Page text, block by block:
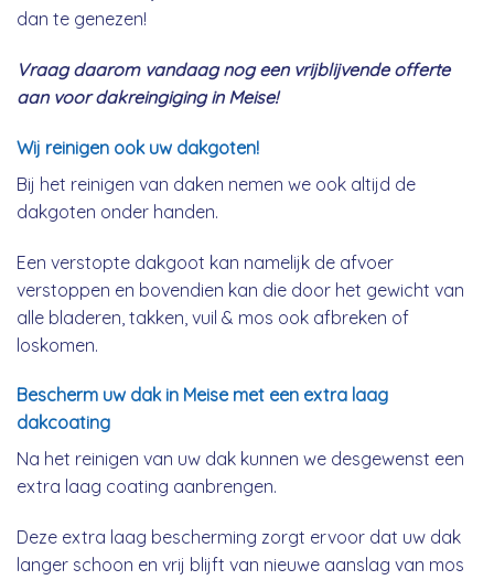
dan te genezen!
Vraag daarom vandaag nog een vrijblijvende offerte
aan voor dakreingiging in Meise!
Wij reinigen ook uw dakgoten!
Bij het reinigen van daken nemen we ook altijd de
dakgoten onder handen.
Een verstopte dakgoot kan namelijk de afvoer
verstoppen en bovendien kan die door het gewicht van
alle bladeren, takken, vuil & mos ook afbreken of
loskomen.
Bescherm uw dak in Meise met een extra laag
dakcoating
Na het reinigen van uw dak kunnen we desgewenst een
extra laag coating aanbrengen.
Deze extra laag bescherming zorgt ervoor dat uw dak
langer schoon en vrij blijft van nieuwe aanslag van mos